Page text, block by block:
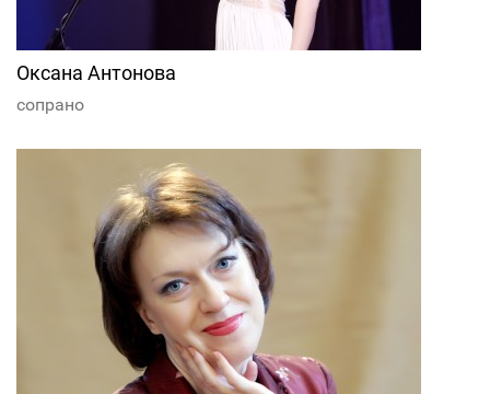
Оксана Антонова
сопрано